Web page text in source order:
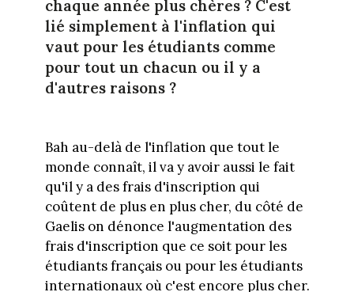
chaque année plus chères ? C'est
lié simplement à l'inflation qui
vaut pour les étudiants comme
pour tout un chacun ou il y a
d'autres raisons ?
Bah au-delà de l'inflation que tout le
monde connaît, il va y avoir aussi le fait
qu'il y a des frais d'inscription qui
coûtent de plus en plus cher, du côté de
Gaelis on dénonce l'augmentation des
frais d'inscription que ce soit pour les
étudiants français ou pour les étudiants
internationaux où c'est encore plus cher.